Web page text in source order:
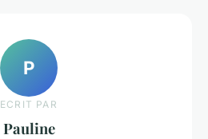
P
ECRIT PAR
Pauline